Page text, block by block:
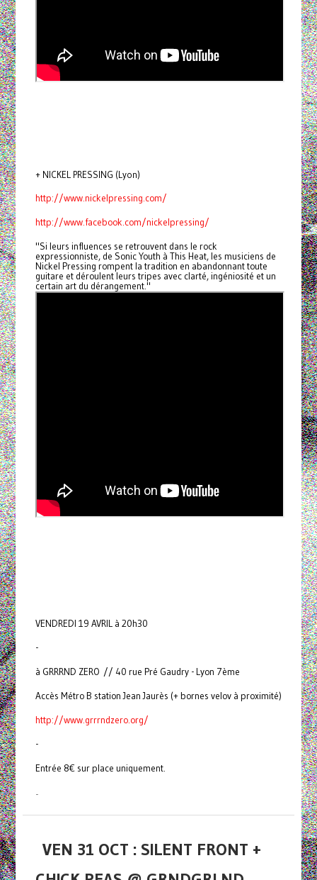
+ NICKEL PRESSING (Lyon)
http://www.nickelpressing.com/
http://www.facebook.com/nickelpressing/
"Si leurs influences se retrouvent dans le rock
expressionniste, de Sonic Youth à This Heat, les musiciens de
Nickel Pressing rompent la tradition en abandonnant toute
guitare et déroulent leurs tripes avec clarté, ingéniosité et un
certain art du dérangement."
VENDREDI 19 AVRIL à 20h30
-
à GRRRND ZERO // 40 rue Pré Gaudry - Lyon 7ème
Accès Métro B station Jean Jaurès (+ bornes velov à proximité)
http://www.grrrndzero.org/
-
Entrée 8€ sur place uniquement.
-
VEN 31 OCT : SILENT FRONT +